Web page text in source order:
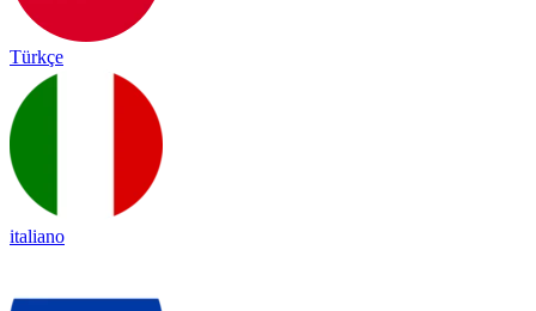
Türkçe
italiano